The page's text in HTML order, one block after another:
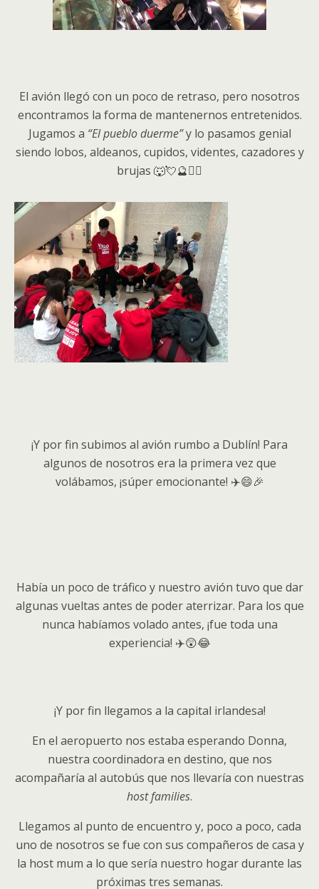
El avión llegó con un poco de retraso, pero nosotros
encontramos la forma de mantenernos entretenidos.
Jugamos a “El pueblo duerme”y lo pasamos genial
siendo lobos, aldeanos, cupidos, videntes, cazadores y
brujas 🐺💘🔮🧙‍♀️
¡Y por fin subimos al avión rumbo a Dublín! Para
algunos de nosotros era la primera vez que
volábamos, ¡súper emocionante! ✈️😄🎉
Había un poco de tráfico y nuestro avión tuvo que dar
algunas vueltas antes de poder aterrizar. Para los que
nunca habíamos volado antes, ¡fue toda una
experiencia! ✈️😲😂
¡Y por fin llegamos a la capital irlandesa!
En el aeropuerto nos estaba esperando Donna,
nuestra coordinadora en destino, que nos
acompañaría al autobús que nos llevaría con nuestras
host families.
Llegamos al punto de encuentro y, poco a poco, cada
uno de nosotros se fue con sus compañeros de casa y
la host mum a lo que sería nuestro hogar durante las
próximas tres semanas.